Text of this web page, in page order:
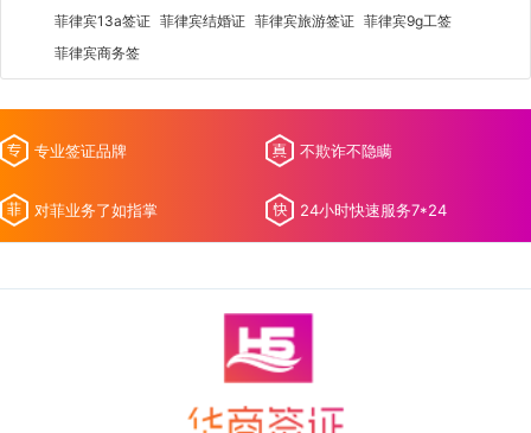
菲律宾13a签证 菲律宾结婚证 菲律宾旅游签证 菲律宾9g工签
菲律宾商务签
专业签证品牌 不欺诈不隐瞒
对菲业务了如指掌 24小时快速服务7*24